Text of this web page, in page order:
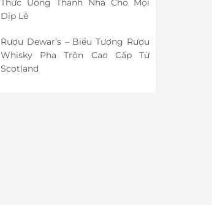
Thức Uống Thanh Nhã Cho Mọi
Dịp Lễ
Rượu Dewar’s – Biểu Tượng Rượu
Whisky Pha Trộn Cao Cấp Từ
Scotland